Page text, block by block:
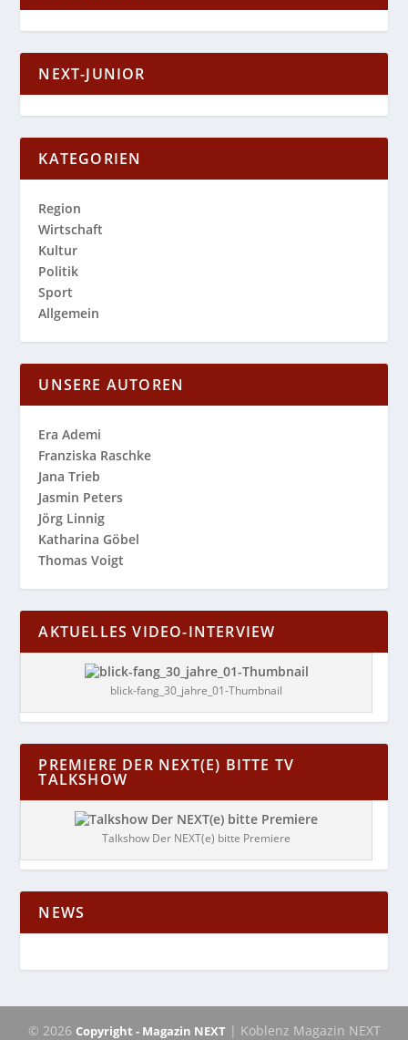
NEXT-JUNIOR
KATEGORIEN
Region
Wirtschaft
Kultur
Politik
Sport
Allgemein
UNSERE AUTOREN
Era Ademi
Franziska Raschke
Jana Trieb
Jasmin Peters
Jörg Linnig
Katharina Göbel
Thomas Voigt
AKTUELLES VIDEO-INTERVIEW
blick-fang_30_jahre_01-Thumbnail
PREMIERE DER NEXT(E) BITTE TV
TALKSHOW
Talkshow Der NEXT(e) bitte Premiere
NEWS
© 2026 Copyright - Magazin NEXT| Koblenz Magazin NEXT